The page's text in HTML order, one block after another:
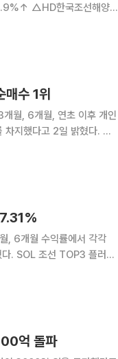
수 1위
개월, 6개월, 연초 이후 개인
지했다고 2일 밝혔다. 신
, 6개월 수익률에서 각각
스
억 돌파